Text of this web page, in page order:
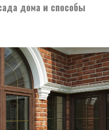
дома и способы